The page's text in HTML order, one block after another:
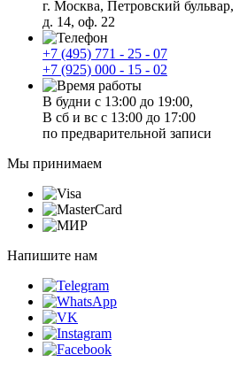
г. Москва, Петровский бульвар,
д. 14, оф. 22
+7 (495) 771 - 25 - 07
+7 (925) 000 - 15 - 02
В будни с 13:00 до 19:00,
В сб и вс с 13:00 до 17:00
по предварительной записи
Мы принимаем
Напишите нам